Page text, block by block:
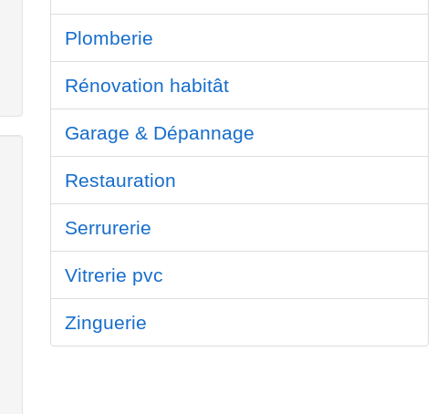
Plomberie
Rénovation habitât
Garage & Dépannage
Restauration
Serrurerie
Vitrerie pvc
Zinguerie